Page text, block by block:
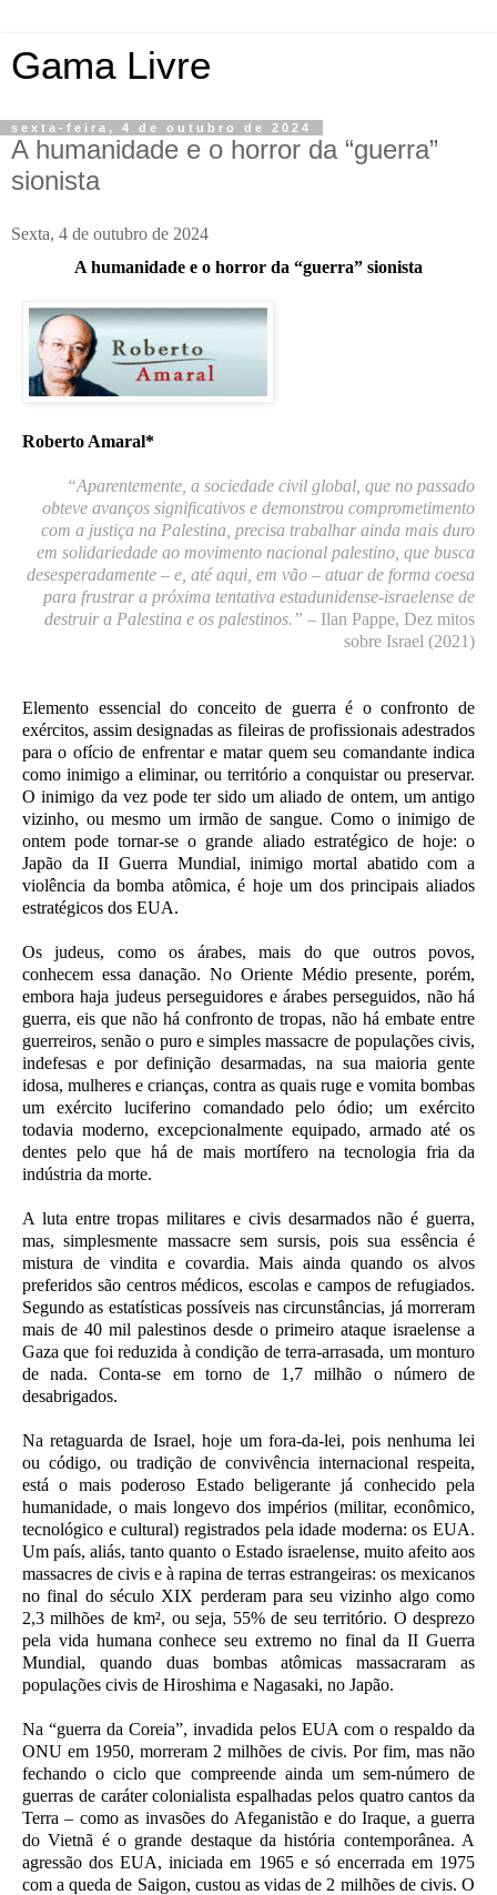
Gama Livre
sexta-feira, 4 de outubro de 2024
A humanidade e o horror da “guerra”
sionista
Sexta, 4 de outubro de 2024
A humanidade e o horror da “guerra” sionista
Roberto Amaral*
“Aparentemente, a sociedade civil global, que no passado
obteve avanços significativos e demonstrou comprometimento
com a justiça na Palestina, precisa trabalhar ainda mais duro
em solidariedade ao movimento nacional palestino, que busca
desesperadamente – e, até aqui, em vão – atuar de forma coesa
para frustrar a próxima tentativa estadunidense-israelense de
destruir a Palestina e os palestinos.” – Ilan Pappe, Dez mitos
sobre Israel (2021)
Elemento essencial do conceito de guerra é o confronto de
exércitos, assim designadas as fileiras de profissionais adestrados
para o ofício de enfrentar e matar quem seu comandante indica
como inimigo a eliminar, ou território a conquistar ou preservar.
O inimigo da vez pode ter sido um aliado de ontem, um antigo
vizinho, ou mesmo um irmão de sangue. Como o inimigo de
ontem pode tornar-se o grande aliado estratégico de hoje: o
Japão da II Guerra Mundial, inimigo mortal abatido com a
violência da bomba atômica, é hoje um dos principais aliados
estratégicos dos EUA.
Os judeus, como os árabes, mais do que outros povos,
conhecem essa danação. No Oriente Médio presente, porém,
embora haja judeus perseguidores e árabes perseguidos, não há
guerra, eis que não há confronto de tropas, não há embate entre
guerreiros, senão o puro e simples massacre de populações civis,
indefesas e por definição desarmadas, na sua maioria gente
idosa, mulheres e crianças, contra as quais ruge e vomita bombas
um exército luciferino comandado pelo ódio; um exército
todavia moderno, excepcionalmente equipado, armado até os
dentes pelo que há de mais mortífero na tecnologia fria da
indústria da morte.
A luta entre tropas militares e civis desarmados não é guerra,
mas, simplesmente massacre sem sursis, pois sua essência é
mistura de vindita e covardia. Mais ainda quando os alvos
preferidos são centros médicos, escolas e campos de refugiados.
Segundo as estatísticas possíveis nas circunstâncias, já morreram
mais de 40 mil palestinos desde o primeiro ataque israelense a
Gaza que foi reduzida à condição de terra-arrasada, um monturo
de nada. Conta-se em torno de 1,7 milhão o número de
desabrigados.
Na retaguarda de Israel, hoje um fora-da-lei, pois nenhuma lei
ou código, ou tradição de convivência internacional respeita,
está o mais poderoso Estado beligerante já conhecido pela
humanidade, o mais longevo dos impérios (militar, econômico,
tecnológico e cultural) registrados pela idade moderna: os EUA.
Um país, aliás, tanto quanto o Estado israelense, muito afeito aos
massacres de civis e à rapina de terras estrangeiras: os mexicanos
no final do século XIX perderam para seu vizinho algo como
2,3 milhões de km², ou seja, 55% de seu território. O desprezo
pela vida humana conhece seu extremo no final da II Guerra
Mundial, quando duas bombas atômicas massacraram as
populações civis de Hiroshima e Nagasaki, no Japão.
Na “guerra da Coreia”, invadida pelos EUA com o respaldo da
ONU em 1950, morreram 2 milhões de civis. Por fim, mas não
fechando o ciclo que compreende ainda um sem-número de
guerras de caráter colonialista espalhadas pelos quatro cantos da
Terra – como as invasões do Afeganistão e do Iraque, a guerra
do Vietnã é o grande destaque da história contemporânea. A
agressão dos EUA, iniciada em 1965 e só encerrada em 1975
com a queda de Saigon, custou as vidas de 2 milhões de civis. O